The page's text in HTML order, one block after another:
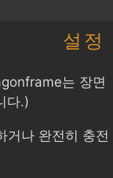
설정
는 장면
다.)
거나 완전히 충전